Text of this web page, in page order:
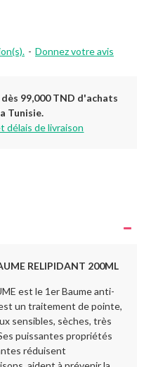
- Donnez votre avis
99,000 TND d'achats
Tunisie.
délais de livraison
RELIPIDANT 200ML
est le 1er Baume anti-
un traitement de pointe,
sensibles, sèches, très
puissantes propriétés
réduisent